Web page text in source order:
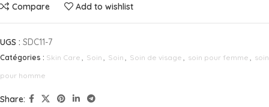
Compare Add to wishlist
UGS : SDC11-7
Catégories : Skin Care , Soin , Soin , Soin de visage , soin pour femme , soin
pour homme
Share: